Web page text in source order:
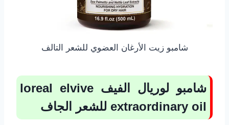
شامبو زيت الأرغان العضوي للشعر التالف
شامبو لوريال الفيف loreal elvive
extraordinary oil للشعر الجاف